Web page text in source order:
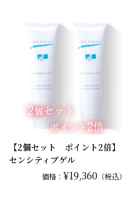
【2個セット ポイント2倍】
センシティブゲル
価格：¥19,360 （税込）